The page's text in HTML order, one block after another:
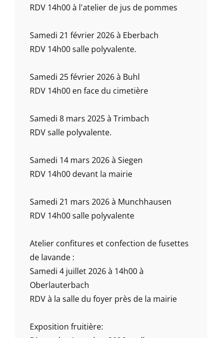
RDV 14h00 à l'atelier de jus de pommes
Samedi 21 février 2026 à Eberbach
RDV 14h00 salle polyvalente.
Samedi 25 février 2026 à Buhl
RDV 14h00 en face du cimetière
Samedi 8 mars 2025 à Trimbach
RDV salle polyvalente.
Samedi 14 mars 2026 à Siegen
RDV 14h00 devant la mairie
Samedi 21 mars 2026 à Munchhausen
RDV 14h00 salle polyvalente
Atelier confitures et confection de fusettes
de lavande :
Samedi 4 juillet 2026 à 14h00 à
Oberlauterbach
RDV à la salle du foyer près de la mairie
Exposition fruitière: